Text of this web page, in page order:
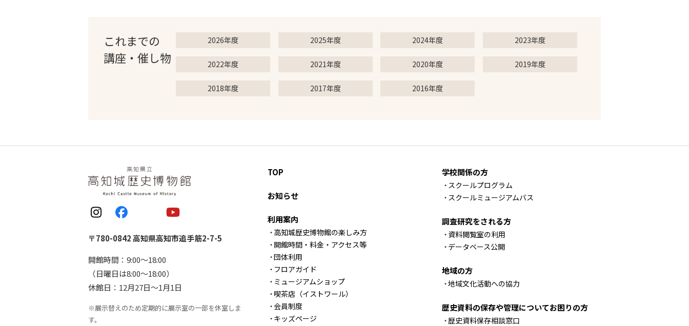
これまでの
講座・催し物
2026年度 2025年度 2024年度 2023年度
2022年度 2021年度 2020年度 2019年度
2018年度 2017年度 2016年度
〒780-0842 高知県高知市追手筋2-7-5
開館時間：9:00〜18:00
（日曜日は8:00〜18:00）
休館日：12月27日〜1月1日
※展示替えのため定期的に展示室の一部を休室しま
す。
TOP
お知らせ
利用案内
高知城歴史博物館の楽しみ方
開館時間・料金・アクセス等
団体利用
フロアガイド
ミュージアムショップ
喫茶店（イストワール）
会員制度
キッズページ
学校関係の方
スクールプログラム
スクールミュージアムバス
調査研究をされる方
資料閲覧室の利用
データベース公開
地域の方
地域文化活動への協力
歴史資料の保存や管理についてお困りの方
歴史資料保存相談窓口